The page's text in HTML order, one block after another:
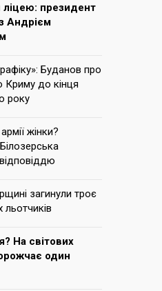
ліцею: президент
Андрієм
Буданов про
Криму до кінця
року
жінки?
загинули троє
льотчиків
На світових
один